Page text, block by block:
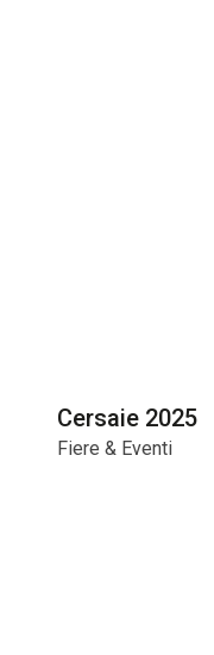
Cersaie 2025
Fiere & Eventi